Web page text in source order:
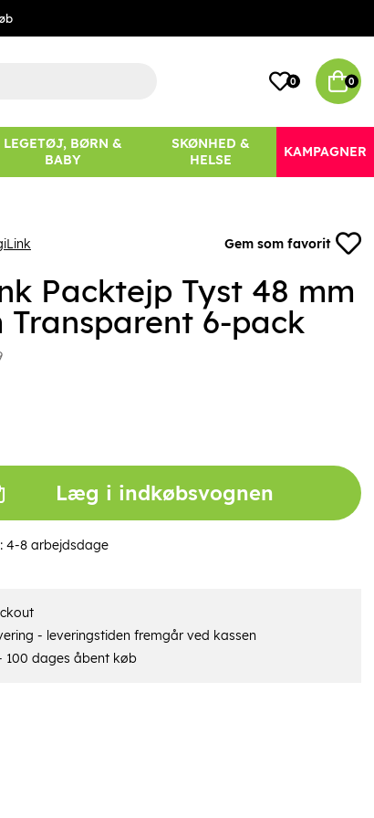
0 0
LEGETØJ, BØRN &
BABY
SKØNHED &
HELSE
KAMPAGNER
Gem som favorit
Packtejp Tyst 48 mm
Transparent 6-pack
Læg i indkøbsvognen
4-8 arbejdsdage
- leveringstiden fremgår ved kassen
100 dages åbent køb